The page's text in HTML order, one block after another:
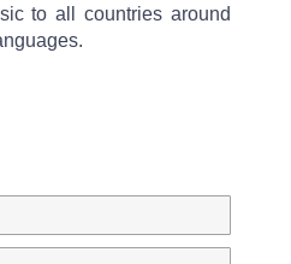
to all countries around